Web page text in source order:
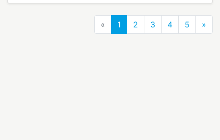
« Previous
1 2 3 4 5 »